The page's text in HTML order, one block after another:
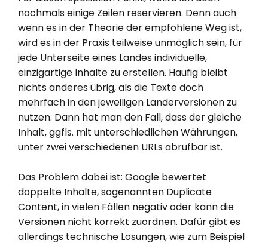
nochmals einige Zeilen reservieren. Denn auch
wenn es in der Theorie der empfohlene Weg ist,
wird es in der Praxis teilweise unmöglich sein, für
jede Unterseite eines Landes individuelle,
einzigartige Inhalte zu erstellen. Häufig bleibt
nichts anderes übrig, als die Texte doch
mehrfach in den jeweiligen Länderversionen zu
nutzen. Dann hat man den Fall, dass der gleiche
Inhalt, ggfls. mit unterschiedlichen Währungen,
unter zwei verschiedenen URLs abrufbar ist.
Das Problem dabei ist: Google bewertet
doppelte Inhalte, sogenannten Duplicate
Content, in vielen Fällen negativ oder kann die
Versionen nicht korrekt zuordnen. Dafür gibt es
allerdings technische Lösungen, wie zum Beispiel